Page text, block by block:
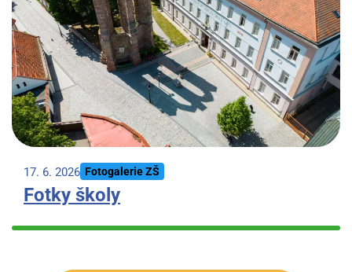
17. 6. 2026 Fotogalerie ZŠ
Fotky školy